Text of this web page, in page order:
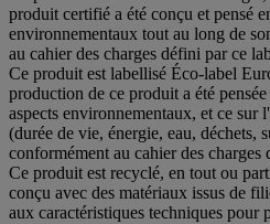
produit certifié a été conçu et pensé
environnementaux tout au long de
au cahier des charges défini par ce
Ce produit est labellisé Éco-label
production de ce produit a été
aspects environnementaux, et ce sur
(durée de vie, énergie, eau, déchets,
conformément au cahier des charges
Ce produit est recyclé, en tout ou
conçu avec des matériaux issus de
aux caractéristiques techniques pour